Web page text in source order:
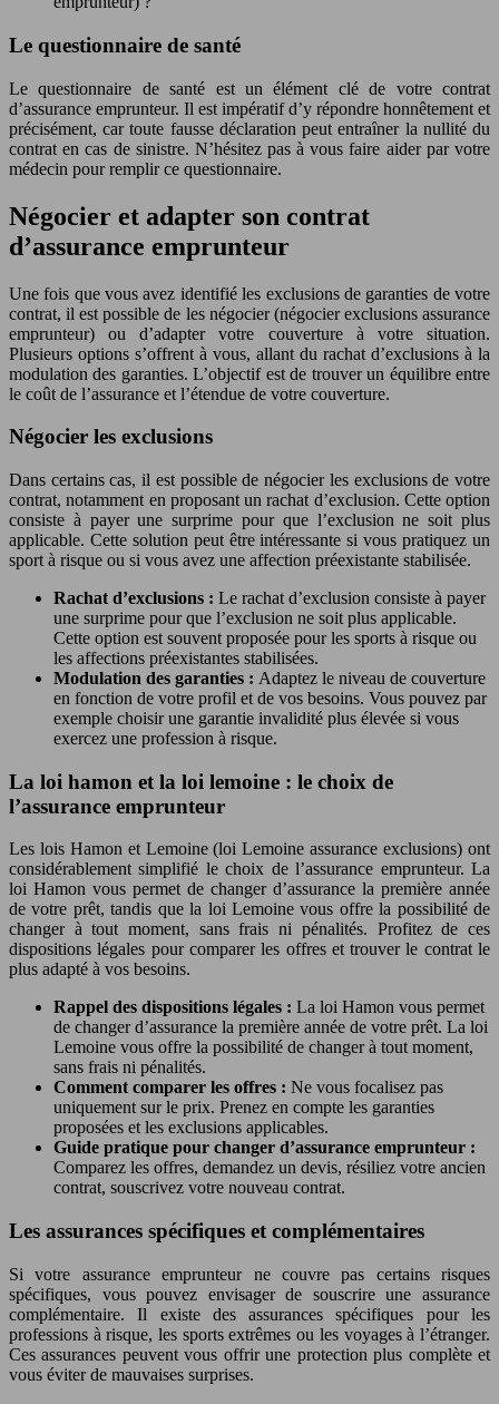
Le questionnaire de santé
Le questionnaire de santé est un élément clé de votre contrat
d’assurance emprunteur. Il est impératif d’y répondre honnêtement et
précisément, car toute fausse déclaration peut entraîner la nullité du
contrat en cas de sinistre. N’hésitez pas à vous faire aider par votre
médecin pour remplir ce questionnaire.
Négocier et adapter son contrat
d’assurance emprunteur
Une fois que vous avez identifié les exclusions de garanties de votre
contrat, il est possible de les négocier (négocier exclusions assurance
emprunteur) ou d’adapter votre couverture à votre situation.
Plusieurs options s’offrent à vous, allant du rachat d’exclusions à la
modulation des garanties. L’objectif est de trouver un équilibre entre
le coût de l’assurance et l’étendue de votre couverture.
Négocier les exclusions
Dans certains cas, il est possible de négocier les exclusions de votre
contrat, notamment en proposant un rachat d’exclusion. Cette option
consiste à payer une surprime pour que l’exclusion ne soit plus
applicable. Cette solution peut être intéressante si vous pratiquez un
sport à risque ou si vous avez une affection préexistante stabilisée.
Rachat d’exclusions : Le rachat d’exclusion consiste à payer
une surprime pour que l’exclusion ne soit plus applicable.
Cette option est souvent proposée pour les sports à risque ou
les affections préexistantes stabilisées.
Modulation des garanties : Adaptez le niveau de couverture
en fonction de votre profil et de vos besoins. Vous pouvez par
exemple choisir une garantie invalidité plus élevée si vous
exercez une profession à risque.
La loi hamon et la loi lemoine : le choix de
l’assurance emprunteur
Les lois Hamon et Lemoine (loi Lemoine assurance exclusions) ont
considérablement simplifié le choix de l’assurance emprunteur. La
loi Hamon vous permet de changer d’assurance la première année
de votre prêt, tandis que la loi Lemoine vous offre la possibilité de
changer à tout moment, sans frais ni pénalités. Profitez de ces
dispositions légales pour comparer les offres et trouver le contrat le
plus adapté à vos besoins.
Rappel des dispositions légales : La loi Hamon vous permet
de changer d’assurance la première année de votre prêt. La loi
Lemoine vous offre la possibilité de changer à tout moment,
sans frais ni pénalités.
Comment comparer les offres : Ne vous focalisez pas
uniquement sur le prix. Prenez en compte les garanties
proposées et les exclusions applicables.
Guide pratique pour changer d’assurance emprunteur :
Comparez les offres, demandez un devis, résiliez votre ancien
contrat, souscrivez votre nouveau contrat.
Les assurances spécifiques et complémentaires
Si votre assurance emprunteur ne couvre pas certains risques
spécifiques, vous pouvez envisager de souscrire une assurance
complémentaire. Il existe des assurances spécifiques pour les
professions à risque, les sports extrêmes ou les voyages à l’étranger.
Ces assurances peuvent vous offrir une protection plus complète et
vous éviter de mauvaises surprises.